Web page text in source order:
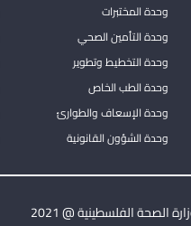
وحدة المختبرات
وحدة التأمين الصحي
وحدة التخطيط وتطوير
وحدة الطب الخاص
وحدة الإسعاف والطوارئ
وحدة الشؤون القانونية
الفلسطينية @ 2021